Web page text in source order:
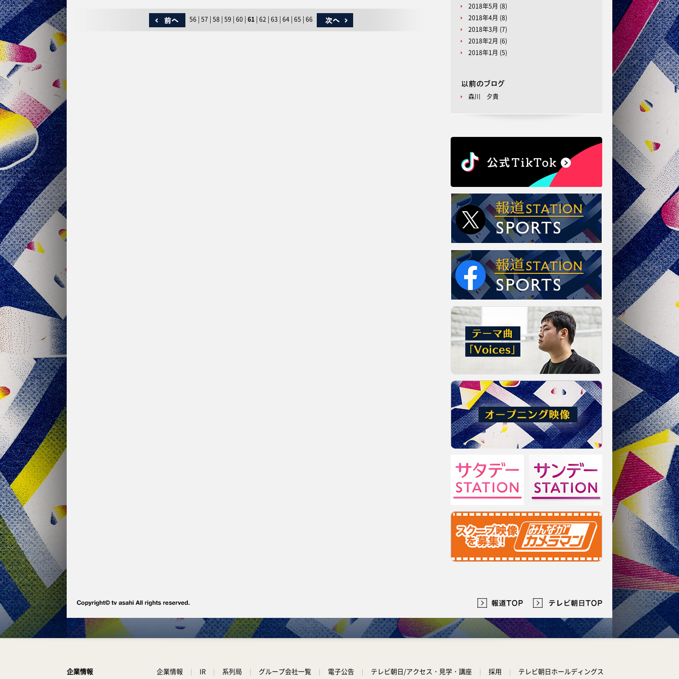
56 57 58 59 60 61 62 63 64 65 66
2018年5月 (8)
2018年4月 (8)
2018年3月 (7)
2018年2月 (6)
2018年1月 (5)
森川 夕貴
企業情報 企業情報 IR 系列局 グループ会社一覧 電子公告 テレビ朝日/アクセス・見学・講座 採用 テレビ朝日ホールディングス